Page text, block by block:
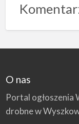
O nas
Portal ogłoszenia
drobne w